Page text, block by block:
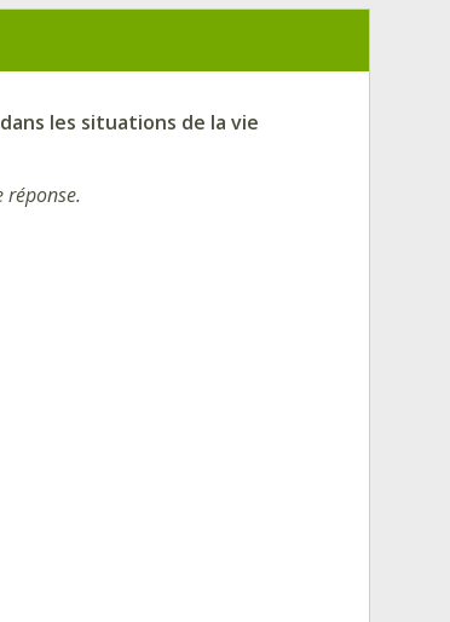
les situations de la vie
réponse.